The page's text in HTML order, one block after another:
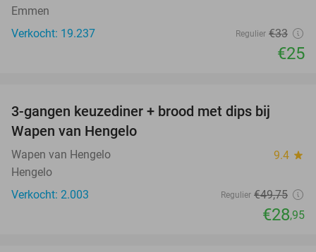
Emmen
Verkocht: 19.237
Regulier €33
€25
3-gangen keuzediner + brood met dips bij
Wapen van Hengelo
Wapen van Hengelo 9.4 star
Hengelo
Verkocht: 2.003
Regulier €49,75
€28,95